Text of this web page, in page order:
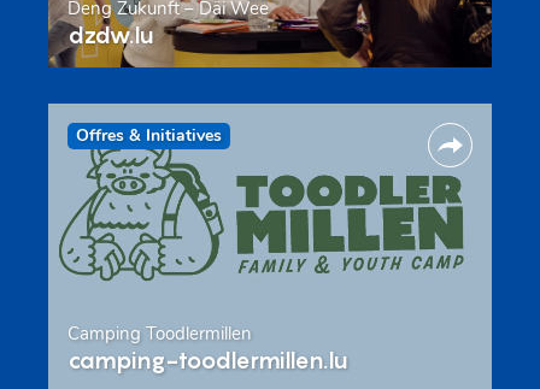
Deng Zukunft – Däi Wee
dzdw.lu
Offres & Initiatives
Camping Toodlermillen
camping-toodlermillen.lu